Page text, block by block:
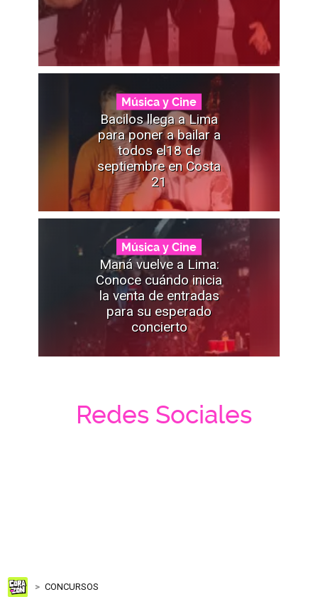
Música y Cine
Bacilos llega a Lima
para poner a bailar a
todos el18 de
septiembre en Costa
21
Música y Cine
Maná vuelve a Lima:
Conoce cuándo inicia
la venta de entradas
para su esperado
concierto
Redes Sociales
CONCURSOS